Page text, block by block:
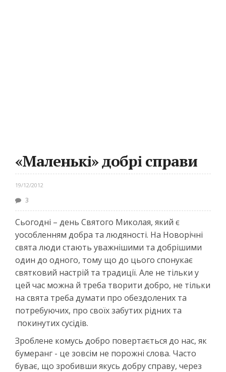
«Маленькі» добрі справи
19/12/2012
3
Сьогодні – день Святого Миколая, який є
уособленням добра та людяності. На Новорічні
свята люди стають уважнішими та добрішими
один до одного, тому що до цього спонукає
святковий настрій та традиції. Але не тільки у
цей час можна й треба творити добро, не тільки
на свята треба думати про обездолених та
потребуючих, про своїх забутих рідних та
покинутих сусідів.
Зроблене комусь добро повертається до нас, як
бумеранг - це зовсім не порожні слова. Часто
буває, що зробивши якусь добру справу, через